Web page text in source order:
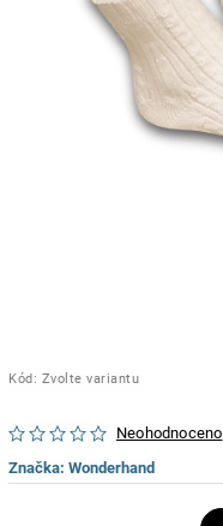
Kód: Zvolte variantu
Neohodnoceno
Značka: Wonderhand